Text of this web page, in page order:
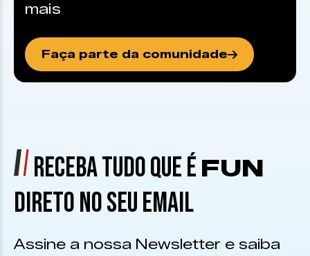
mais
Faça parte da comunidade
RECEBA TUDO QUE É FUN
DIRETO NO SEU EMAIL
Assine a nossa Newsletter e saiba